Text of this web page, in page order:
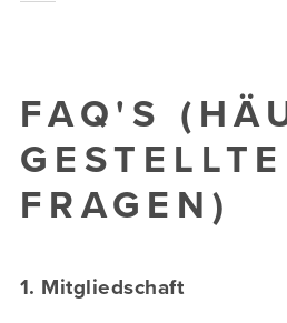
FAQ'S
GESTELLTE
FRAGEN)
1. Mitgliedschaft